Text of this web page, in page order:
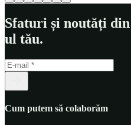
Sfaturi și noutăți
ul tău.
Cum putem să colaborăm